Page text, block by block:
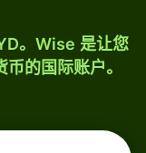
。Wise 是让您
的国际账户。